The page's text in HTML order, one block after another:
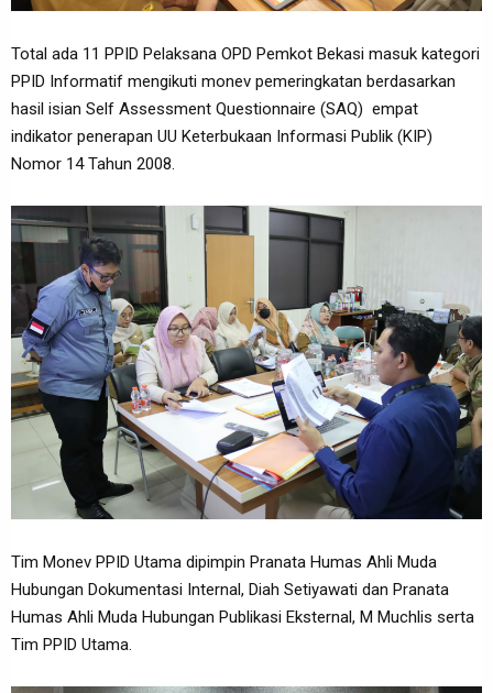
Total ada 11 PPID Pelaksana OPD Pemkot Bekasi masuk kategori
PPID Informatif mengikuti monev pemeringkatan berdasarkan
hasil isian Self Assessment Questionnaire (SAQ) empat
indikator penerapan UU Keterbukaan Informasi Publik (KIP)
Nomor 14 Tahun 2008.
Tim Monev PPID Utama dipimpin Pranata Humas Ahli Muda
Hubungan Dokumentasi Internal, Diah Setiyawati dan Pranata
Humas Ahli Muda Hubungan Publikasi Eksternal, M Muchlis serta
Tim PPID Utama.